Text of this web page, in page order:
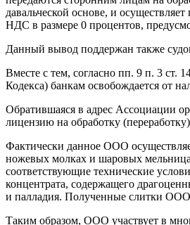
давальческой основе, и
НДС в размере 0 процентов,
Данный вывод поддержан также
Вместе с тем, согласно пп. 9 п. 3 ст.
Кодекса) банкам освобождается от
Обратившаяся в адрес Ассоциации
лицензию на обработку
Фактически данное ООО
ножевых молках и шаровых
соответствующие технические
концентрата, содержащего
и палладия. Полученные слитки ООО
Таким образом, ООО участвует в